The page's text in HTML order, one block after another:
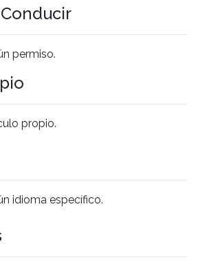
permiso.
propio.
idioma específico.